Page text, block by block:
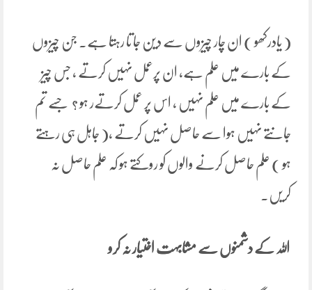
( یادرکھو ) ان چار چیزوں سے دین جا تا رہتا ہے۔ جن چیزوں
کے بارے میں علم ہے، ان پرعمل نہیں کرتے ، جس چیز
کے بارے میں علم نہیں ، اس پر عمل کرتےر ہو ؟ جسے تم
جانتے نہیں ہوا سے حاصل نہیں کرتے ،( جاہل ہی رہتے
ہو ) علم حاصل کرنے والوں کو روکتے ہو کہ علم حاصل نہ
کریں۔
اللہ کے دشمنوں سے مشابہت اختیار نہ کرو